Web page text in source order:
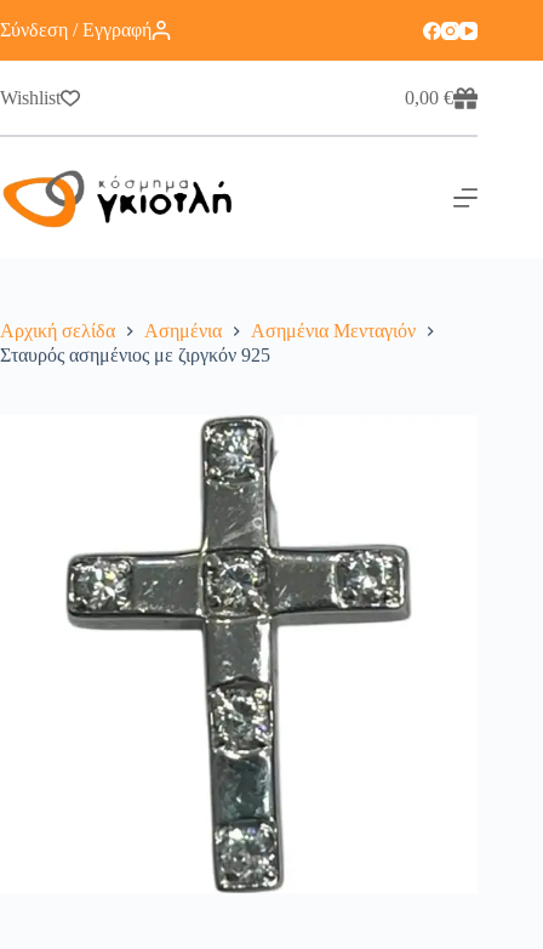
Σύνδεση / Εγγραφή
Wishlist 0,00€
Αρχική σελίδα Ασημένια
Ασημένια Μενταγιόν
Σταυρός ασημένιος με ζιργκόν 925